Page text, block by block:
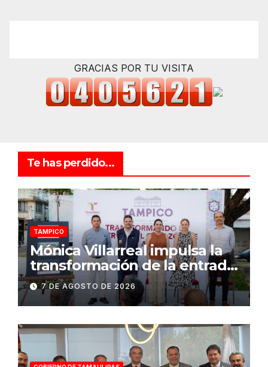
GRACIAS POR TU VISITA
Te has perdido...
TAMPICO
Mónica Villarreal impulsa la
transformación de la entrada
al Centro Histórico de
Tampico
7 DE AGOSTO DE 2026